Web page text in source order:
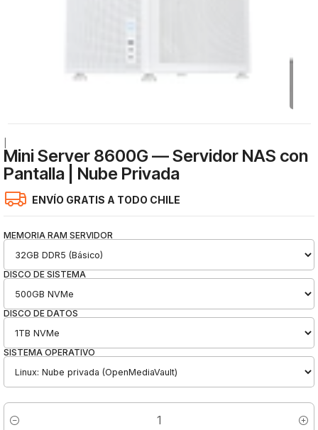
Mini Server 8600G — Servidor NAS con
Pantalla | Nube Privada
ENVÍO GRATIS A TODO CHILE
MEMORIA RAM SERVIDOR
DISCO DE SISTEMA
DISCO DE DATOS
SISTEMA OPERATIVO
Cantidad